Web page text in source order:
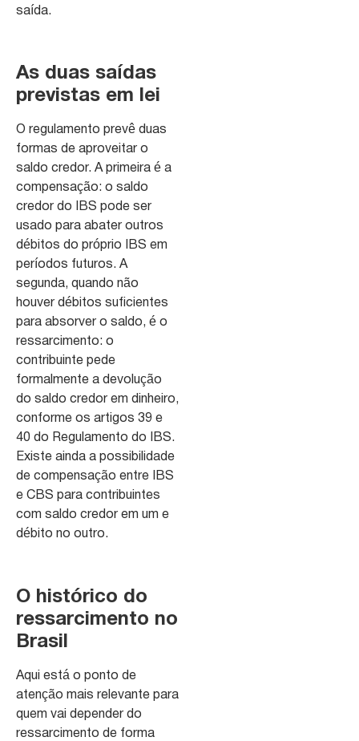
saída.
As duas saídas
previstas em lei
O regulamento prevê duas
formas de aproveitar o
saldo credor. A primeira é a
compensação: o saldo
credor do IBS pode ser
usado para abater outros
débitos do próprio IBS em
períodos futuros. A
segunda, quando não
houver débitos suficientes
para absorver o saldo, é o
ressarcimento: o
contribuinte pede
formalmente a devolução
do saldo credor em dinheiro,
conforme os artigos 39 e
40 do Regulamento do IBS.
Existe ainda a possibilidade
de compensação entre IBS
e CBS para contribuintes
com saldo credor em um e
débito no outro.
O histórico do
ressarcimento no
Brasil
Aqui está o ponto de
atenção mais relevante para
quem vai depender do
ressarcimento de forma